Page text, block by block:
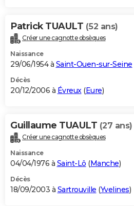
Patrick TUAULT (52 ans)
Créer une cagnotte obsèques
Naissance
29/06/1954 à Saint-Ouen-sur-Seine
Décès
20/12/2006 à Évreux(Eure)
Guillaume TUAULT (27 ans)
Créer une cagnotte obsèques
Naissance
04/04/1976 à Saint-Lô (Manche)
Décès
18/09/2003 à Sartrouville (Yvelines)